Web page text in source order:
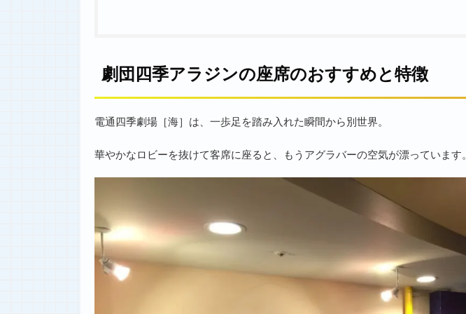
劇団四季アラジンの座席のおすすめと特徴
電通四季劇場［海］は、一歩足を踏み入れた瞬間から別世界。
華やかなロビーを抜けて客席に座ると、もうアグラバーの空気が漂っています。